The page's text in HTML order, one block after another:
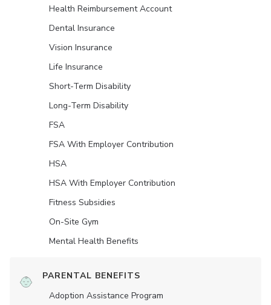
Health Reimbursement Account
Dental Insurance
Vision Insurance
Life Insurance
Short-Term Disability
Long-Term Disability
FSA
FSA With Employer Contribution
HSA
HSA With Employer Contribution
Fitness Subsidies
On-Site Gym
Mental Health Benefits
PARENTAL BENEFITS
Adoption Assistance Program